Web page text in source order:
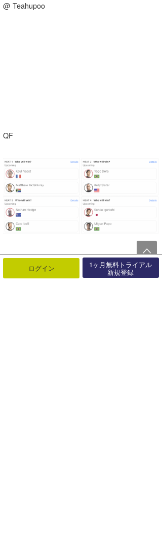
@ Teahupoo
QF
ログイン 1ヶ月無料トライアル
新規登録